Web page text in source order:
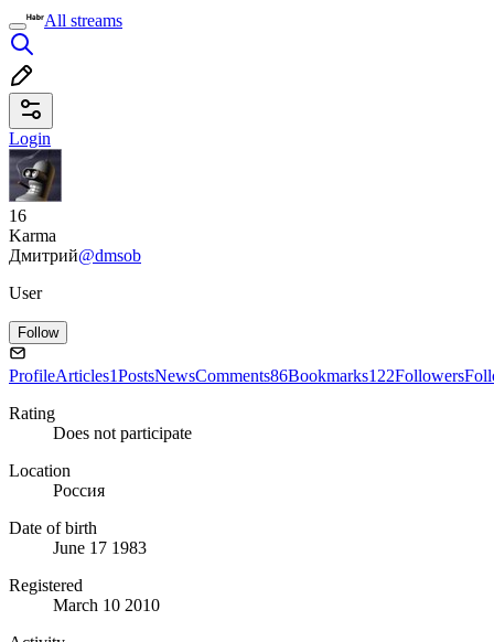
All streams
Login
16
Karma
Дмитрий@dmsob
User
Follow
ProfileArticles1PostsNewsComments86Bookmarks122Followers
Rating
Does not participate
Location
Россия
Date of birth
June 17 1983
Registered
March 10 2010